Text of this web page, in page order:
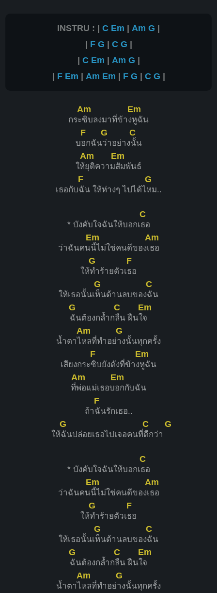
INSTRU : | C Em | Am G |
| F G | C G |
| C Em | Am G |
| F Em | Am Em | F G | C G |
กระ
Am
ซิบลงมาที่ข้าง
Em
หูฉัน
บ
F
อกฉัน
G
ว่าอย่าง
C
นั้น
ให้
Am
ยุติความ
Em
สัมพันธ์
เธอกับ
F
ฉัน ให้ห่างๆ ไปได้ไ
G
หม..
* บังคับใจฉันให้บอกเ
C
ธอ
ว่าฉันคน
Em
นี้ไม่ใช่คนดีของเ
Am
ธอ
ให้
G
ทำร้ายตัวเ
F
ธอ
ให้เธอนั้นเ
G
ห็นด้านลบของ
C
ฉัน
G
ฉันต้องกล้ำก
C
ลืน ฝืนใ
Em
จ
น้ำตาไ
Am
หลที่ทำอย่
G
างนั้นทุกครั้ง
เสียงกระ
F
ซิบยังดังที่ข้าง
Em
หูฉัน
ที่
Am
พ่อแม่เธอบ
Em
อกกับฉัน
ถ้า
F
ฉันรักเธอ..
ให้
G
ฉันปล่อยเธอไปเจอคนที่
C
ดีกว่า
G
* บังคับใจฉันให้บอกเ
C
ธอ
ว่าฉันคน
Em
นี้ไม่ใช่คนดีของเ
Am
ธอ
ให้
G
ทำร้ายตัวเ
F
ธอ
ให้เธอนั้นเ
G
ห็นด้านลบของ
C
ฉัน
G
ฉันต้องกล้ำก
C
ลืน ฝืนใ
Em
จ
น้ำตาไ
Am
หลที่ทำอย่
G
างนั้นทุกครั้ง